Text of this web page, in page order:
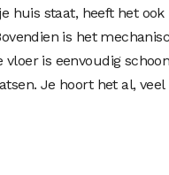
huis staat, heeft het ook
is het
is eenvoudig
Je hoort het al, veel